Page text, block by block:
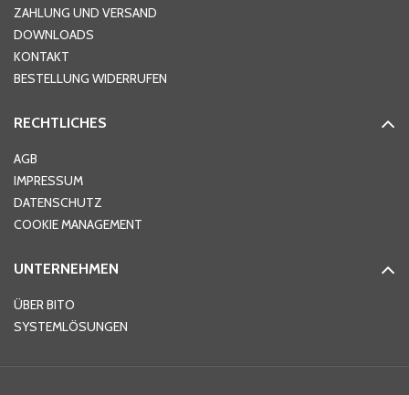
Ort*
Telefon
ZAHLUNG UND VERSAND
DOWNLOADS
KONTAKT
BESTELLUNG WIDERRUFEN
RECHTLICHES
AGB
IMPRESSUM
DATENSCHUTZ
COOKIE MANAGEMENT
UNTERNEHMEN
ÜBER BITO
SYSTEMLÖSUNGEN